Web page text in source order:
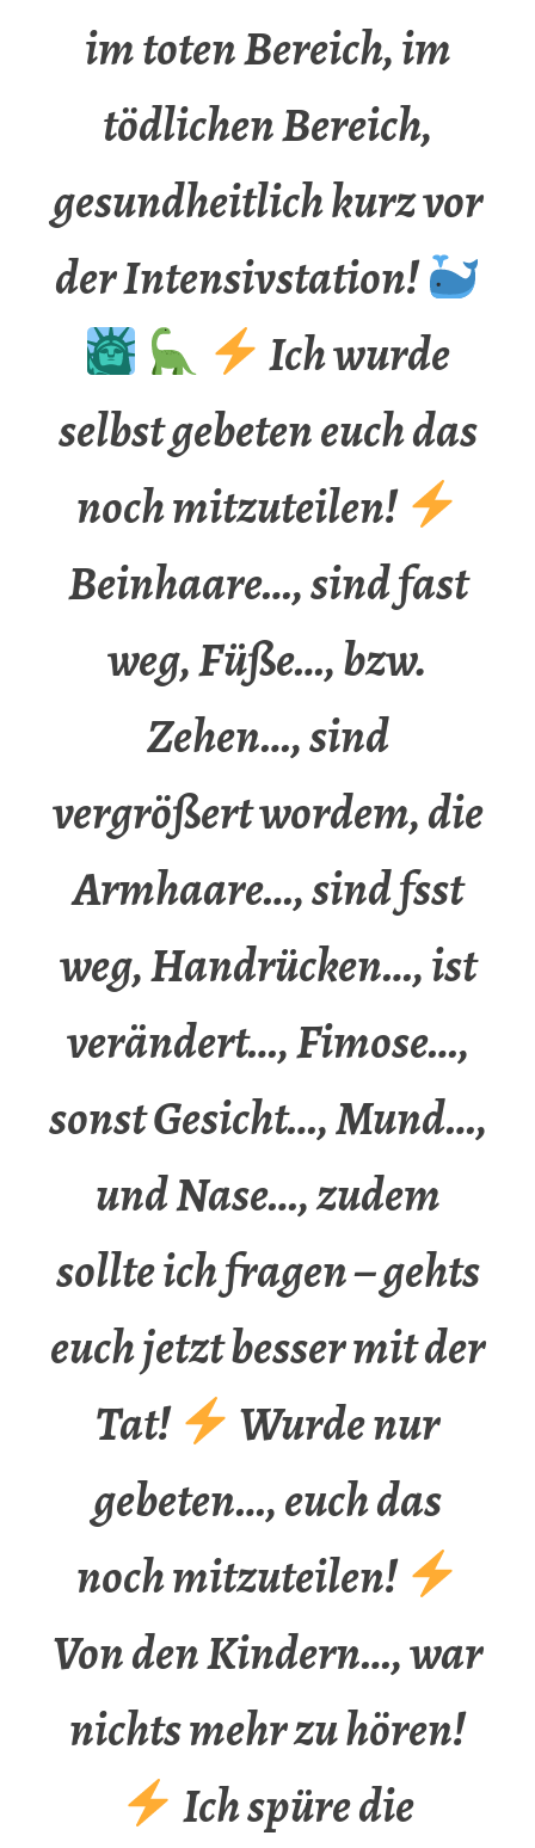
im toten Bereich, im
tödlichen Bereich,
gesundheitlich kurz vor
der Intensivstation!
Ich wurde
selbst gebeten euch das
noch mitzuteilen!
Beinhaare…, sind fast
weg, Füße…, bzw.
Zehen…, sind
vergrößert wordem, die
Armhaare…, sind fsst
weg, Handrücken…, ist
verändert…, Fimose…,
sonst Gesicht…, Mund…,
und Nase…, zudem
sollte ich fragen – gehts
euch jetzt besser mit der
Tat!
Wurde nur
gebeten…, euch das
noch mitzuteilen!
Von den Kindern…, war
nichts mehr zu hören!
Ich spüre die